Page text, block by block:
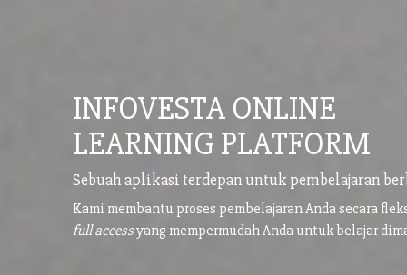
INFOVESTA ONLINE
LEARNING PLATFORM
Sebuah aplikasi terdepan untuk pembelajaran
Kami membantu proses pembelajaran Anda secara
full accessyang mempermudah Anda untuk belajar